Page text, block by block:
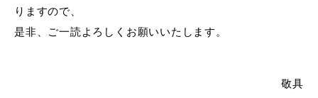
りますので、
是非、ご一読よろしくお願いいたします。
敬具